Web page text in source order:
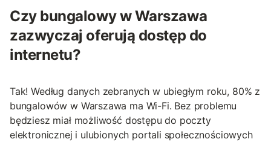
Czy bungalowy w Warszawa
zazwyczaj oferują dostęp do
internetu?
Tak! Według danych zebranych w ubiegłym roku, 80% z
bungalowów w Warszawa ma Wi-Fi. Bez problemu
będziesz miał możliwość dostępu do poczty
elektronicznej i ulubionych portali społecznościowych